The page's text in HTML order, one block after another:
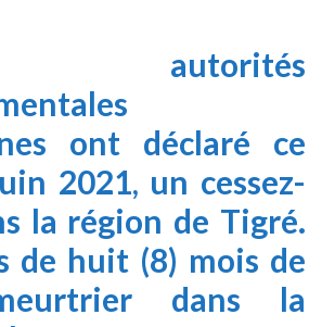
ont déclaré ce
2021, un cessez-
la région de Tigré.
de huit (8) mois de
dans la